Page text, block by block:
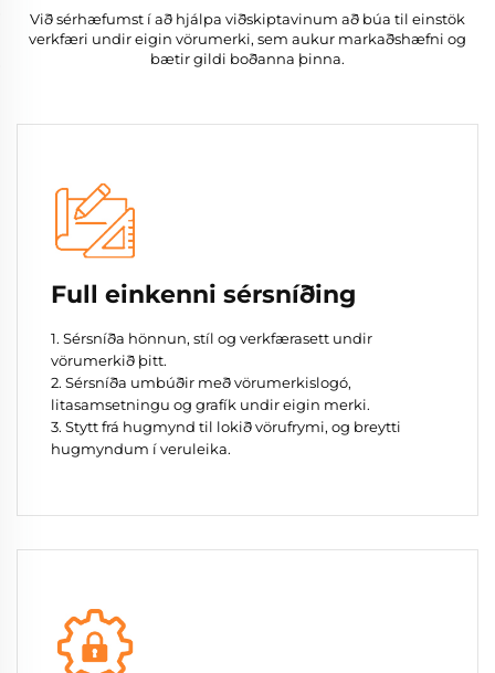
Við sérhæfumst í að hjálpa viðskiptavinum að búa til einstök
verkfæri undir eigin vörumerki, sem aukur markaðshæfni og
bætir gildi boðanna þinna.
Full einkenni sérsníðing
1. Sérsníða hönnun, stíl og verkfærasett undir
vörumerkið þitt.
2. Sérsníða umbúðir með vörumerkislogó,
litasamsetningu og grafík undir eigin merki.
3. Stytt frá hugmynd til lokið vörufrymi, og breytti
hugmyndum í veruleika.